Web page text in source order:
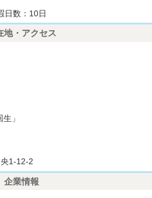
日数：10日
地・アクセス
」
1-12-2
企業情報